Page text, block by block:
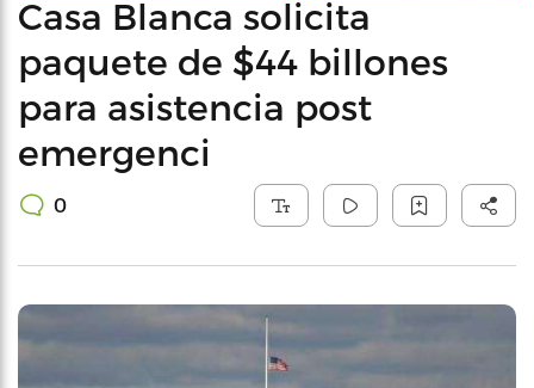
Casa Blanca solicita
paquete de $44 billones
para asistencia post
emergenci
0